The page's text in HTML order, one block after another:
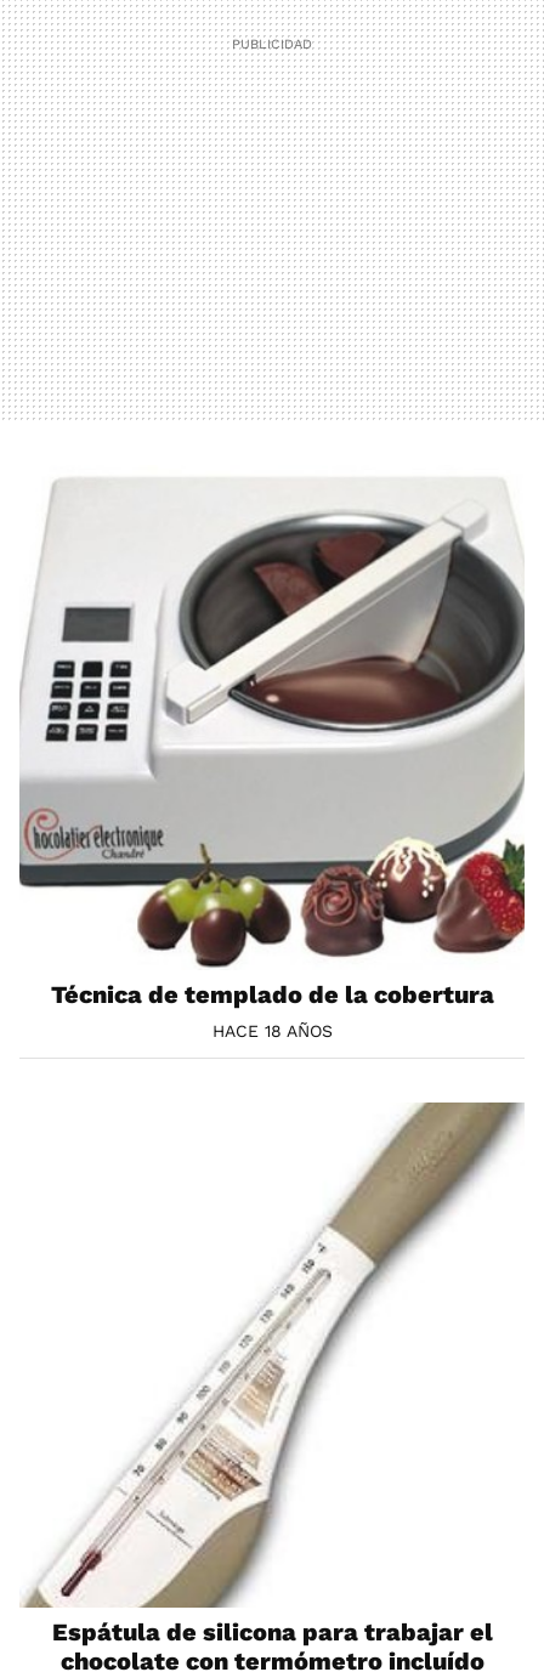
Técnica de templado de la cobertura
HACE 18 AÑOS
Espátula de silicona para trabajar el
chocolate con termómetro incluído